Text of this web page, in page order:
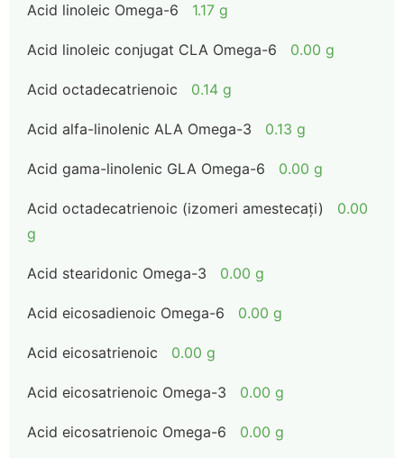
Acid linoleic Omega-6 1.17 g
Acid linoleic conjugat CLA Omega-6 0.00 g
Acid octadecatrienoic 0.14 g
Acid alfa-linolenic ALA Omega-3 0.13 g
Acid gama-linolenic GLA Omega-6 0.00 g
Acid octadecatrienoic (izomeri amestecați)
0.00
g
Acid stearidonic Omega-3 0.00 g
Acid eicosadienoic Omega-6 0.00 g
Acid eicosatrienoic 0.00 g
Acid eicosatrienoic Omega-3 0.00 g
Acid eicosatrienoic Omega-6 0.00 g